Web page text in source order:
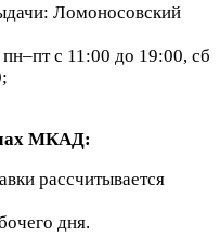
Ломоносовский
с 11:00 до 19:00, сб
МКАД:
рассчитывается
дня.